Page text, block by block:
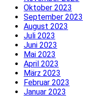
Oktober 2023
September 2023
August 2023
Juli 2023
Juni 2023
Mai 2023
April 2023
März 2023
Februar 2023
Januar 2023